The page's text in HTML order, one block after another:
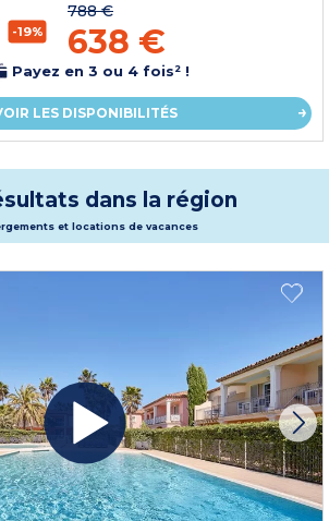
-19%
788 €
638 €
Payez en 3 ou 4 fois² !
LES DISPONIBILITÉS
dans la région
et locations de vacances